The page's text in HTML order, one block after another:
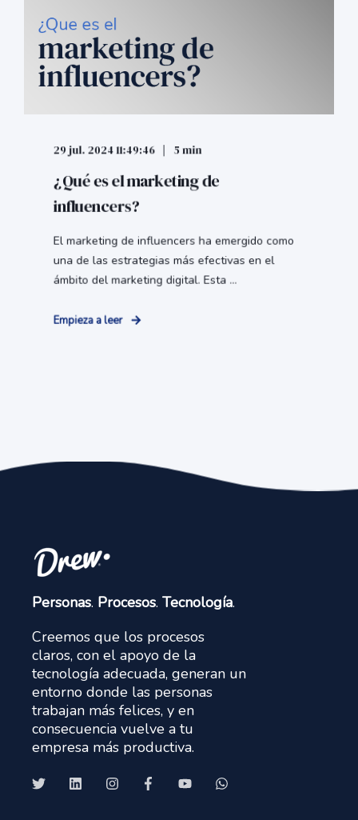
29 jul. 2024 11:49:46 5 min
¿Qué es el marketing de
influencers?
El marketing de influencers ha emergido como
una de las estrategias más efectivas en el
ámbito del marketing digital. Esta ...
Empieza a leer
Personas. Procesos. Tecnología.
Creemos que los procesos
claros, con el apoyo de la
tecnología adecuada, generan un
entorno donde las personas
trabajan más felices, y en
consecuencia vuelve a tu
empresa más productiva.